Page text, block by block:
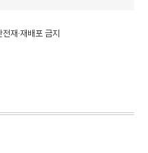
재·재배포 금지